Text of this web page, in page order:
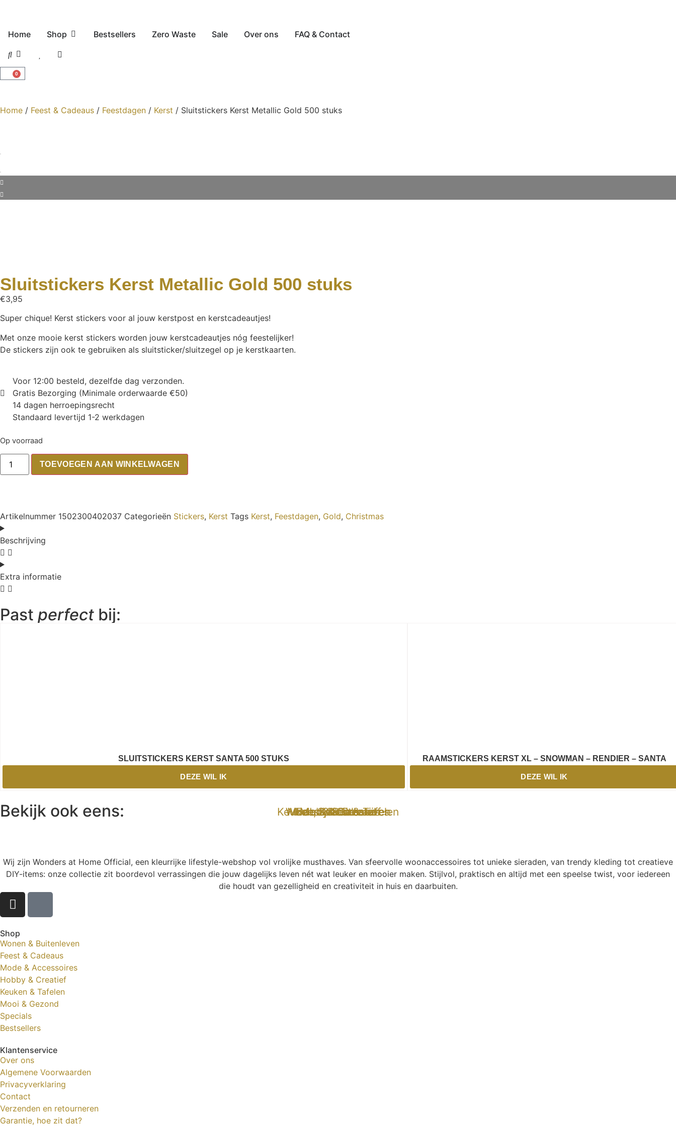
Home Shop Bestsellers Zero Waste Sale Over ons FAQ & Contact
0
Home / Feest & Cadeaus / Feestdagen / Kerst / Sluitstickers Kerst Metallic Gold 500 stuks
Sluitstickers Kerst Metallic Gold 500 stuks
€3,95
Super chique! Kerst stickers voor al jouw kerstpost en kerstcadeautjes!
Met onze mooie kerst stickers worden jouw kerstcadeautjes nóg feestelijker!
De stickers zijn ook te gebruiken als sluitsticker/sluitzegel op je kerstkaarten.
Voor 12:00 besteld, dezelfde dag verzonden.
Gratis Bezorging (Minimale orderwaarde €50)
14 dagen herroepingsrecht
Standaard levertijd 1-2 werkdagen
Op voorraad
TOEVOEGEN AAN WINKELWAGEN
Artikelnummer 1502300402037 Categorieën Stickers, Kerst Tags Kerst, Feestdagen, Gold, Christmas
Beschrijving
Extra informatie
Past perfect bij:
SLUITSTICKERS KERST SANTA 500 STUKS
DEZE WIL IK
RAAMSTICKERS KERST XL – SNOWMAN – RENDIER – SANTA
DEZE WIL IK
Bekijk ook eens: Wonen & Buitenleven
Feest & Cadeaus
Mode & Accessoires
Hobby & Creatief
Keuken, Koken & Tafelen
Mooi & Gezond
Specials
Wij zijn Wonders at Home Official, een kleurrijke lifestyle-webshop vol vrolijke musthaves. Van sfeervolle woonaccessoires tot unieke sieraden, van trendy kleding tot creatieve
DIY-items: onze collectie zit boordevol verrassingen die jouw dagelijks leven nét wat leuker en mooier maken. Stijlvol, praktisch en altijd met een speelse twist, voor iedereen
die houdt van gezelligheid en creativiteit in huis en daarbuiten.
Shop
Wonen & Buitenleven
Feest & Cadeaus
Mode & Accessoires
Hobby & Creatief
Keuken & Tafelen
Mooi & Gezond
Specials
Bestsellers
Klantenservice
Over ons
Algemene Voorwaarden
Privacyverklaring
Contact
Verzenden en retourneren
Garantie, hoe zit dat?